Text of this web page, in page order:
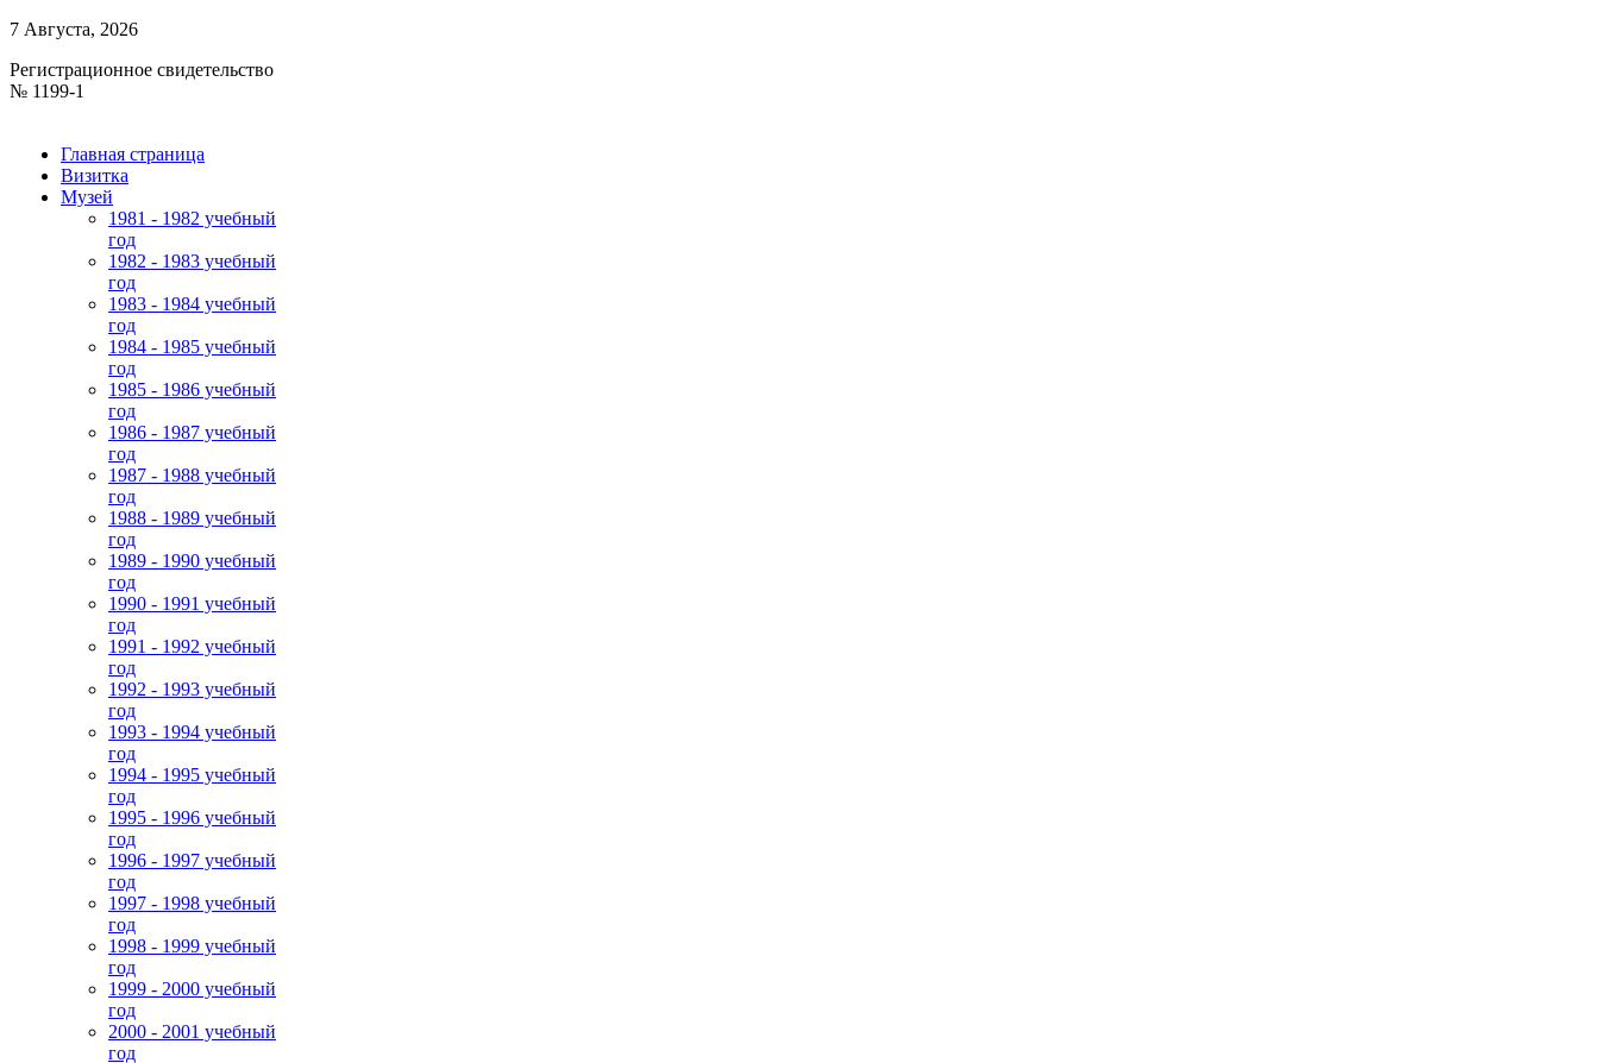
7 Августа, 2026
Регистрационное свидетельство
№ 1199-1
Главная страница
Визитка
Музей
1981 - 1982 учебный
год
1982 - 1983 учебный
год
1983 - 1984 учебный
год
1984 - 1985 учебный
год
1985 - 1986 учебный
год
1986 - 1987 учебный
год
1987 - 1988 учебный
год
1988 - 1989 учебный
год
1989 - 1990 учебный
год
1990 - 1991 учебный
год
1991 - 1992 учебный
год
1992 - 1993 учебный
год
1993 - 1994 учебный
год
1994 - 1995 учебный
год
1995 - 1996 учебный
год
1996 - 1997 учебный
год
1997 - 1998 учебный
год
1998 - 1999 учебный
год
1999 - 2000 учебный
год
2000 - 2001 учебный
год